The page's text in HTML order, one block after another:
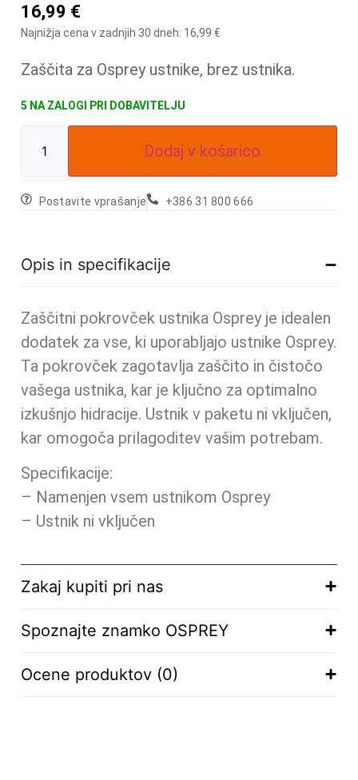
16,99 €
Najnižja cena v zadnjih 30 dneh: 16,99 €
Zaščita za Osprey ustnike, brez ustnika.
5 NA ZALOGI
Dodaj v košarico
Postavite vprašanje +386 31 800 666
Opis in specifikacije
Zaščitni pokrovček ustnika Osprey je idealen
dodatek za vse, ki uporabljajo ustnike Osprey.
Ta pokrovček zagotavlja zaščito in čistočo
vašega ustnika, kar je ključno za optimalno
izkušnjo hidracije. Ustnik v paketu ni vključen,
kar omogoča prilagoditev vašim potrebam.
Specifikacije:
– Namenjen vsem ustnikom Osprey
– Ustnik ni vključen
Zakaj kupiti pri nas
Spoznajte znamko OSPREY
Ocene produktov (0)